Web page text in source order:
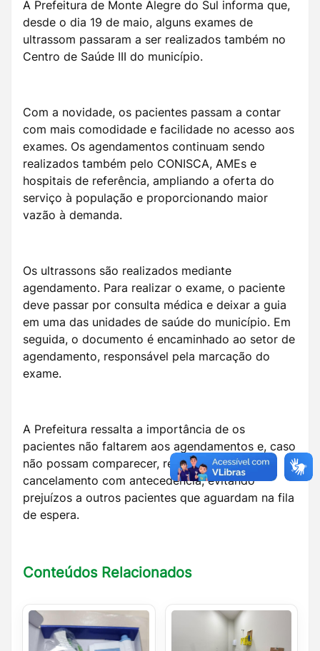
A Prefeitura de Monte Alegre do Sul informa que,
desde o dia 19 de maio, alguns exames de
ultrassom passaram a ser realizados também no
Centro de Saúde III do município.
Com a novidade, os pacientes passam a contar
com mais comodidade e facilidade no acesso aos
exames. Os agendamentos continuam sendo
realizados também pelo CONISCA, AMEs e
hospitais de referência, ampliando a oferta do
serviço à população e proporcionando maior
vazão à demanda.
Os ultrassons são realizados mediante
agendamento. Para realizar o exame, o paciente
deve passar por consulta médica e deixar a guia
em uma das unidades de saúde do município. Em
seguida, o documento é encaminhado ao setor de
agendamento, responsável pela marcação do
exame.
A Prefeitura ressalta a importância de os
pacientes não faltarem aos agendamentos e, caso
não possam comparecer, realizarem o
cancelamento com antecedência, evitando
prejuízos a outros pacientes que aguardam na fila
de espera.
Conteúdos Relacionados